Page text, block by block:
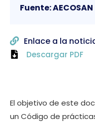
El objetivo de este
un Código de
Fuente: AECOSAN
Enlace a la
Descargar PDF